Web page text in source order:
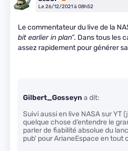
Le 26/12/2021 à 08h52
Le commentateur du live de la
bit earlier in plan”. Dans tous les
assez rapidement pour générer
Gilbert_Gosseyn a dit:
Suivi aussi en live NASA sur YT
quelque chose d’entendre le
parler de fiabilité absolue du
pub’ pour ArianeEspace en tout